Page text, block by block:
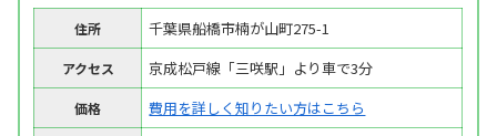
住所 千葉県船橋市楠が山町275-1
アクセス 京成松戸線「三咲駅」より車で3分
価格 費用を詳しく知りたい方はこちら